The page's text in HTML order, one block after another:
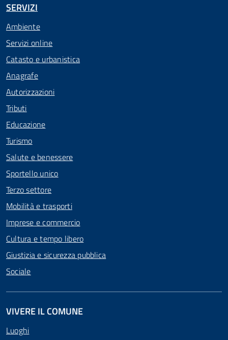
SERVIZI
Ambiente
Servizi online
Catasto e urbanistica
Anagrafe
Autorizzazioni
Tributi
Educazione
Turismo
Salute e benessere
Sportello unico
Terzo settore
Mobilità e trasporti
Imprese e commercio
Cultura e tempo libero
Giustizia e sicurezza pubblica
Sociale
VIVERE IL COMUNE
Luoghi